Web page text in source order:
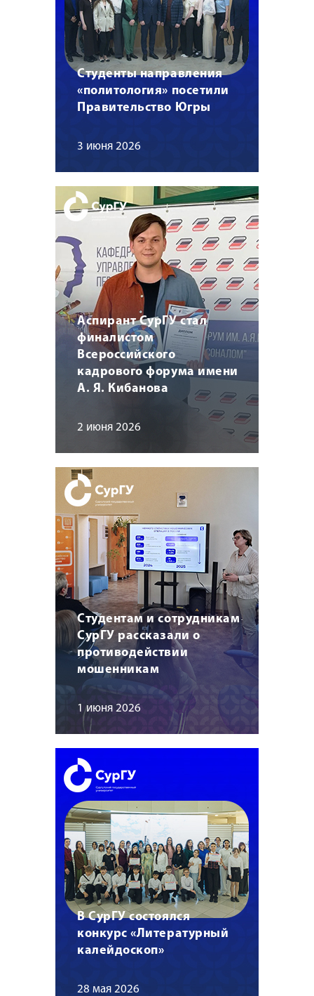
Студенты направления
«политология» посетили
Правительство Югры
3 июня 2026
Аспирант СурГУ стал
финалистом
Всероссийского
кадрового форума имени
А. Я. Кибанова
2 июня 2026
Студентам и сотрудникам
СурГУ рассказали о
противодействии
мошенникам
1 июня 2026
В СурГУ состоялся
конкурс «Литературный
калейдоскоп»
28 мая 2026